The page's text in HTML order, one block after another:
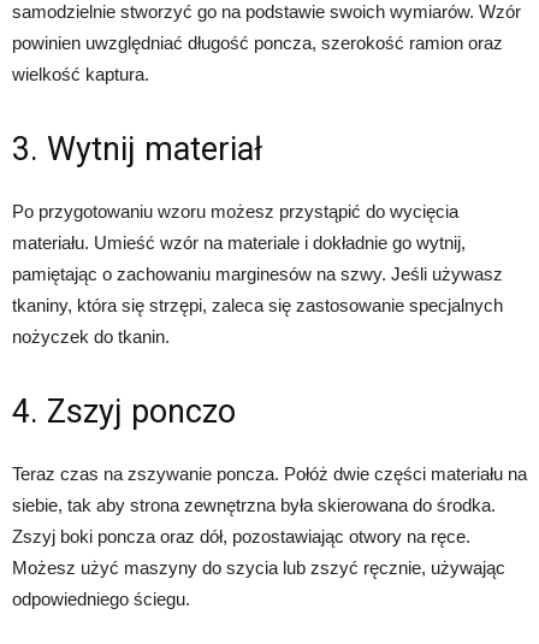
samodzielnie stworzyć go na podstawie swoich wymiarów. Wzór
powinien uwzględniać długość poncza, szerokość ramion oraz
wielkość kaptura.
3. Wytnij materiał
Po przygotowaniu wzoru możesz przystąpić do wycięcia
materiału. Umieść wzór na materiale i dokładnie go wytnij,
pamiętając o zachowaniu marginesów na szwy. Jeśli używasz
tkaniny, która się strzępi, zaleca się zastosowanie specjalnych
nożyczek do tkanin.
4. Zszyj ponczo
Teraz czas na zszywanie poncza. Połóż dwie części materiału na
siebie, tak aby strona zewnętrzna była skierowana do środka.
Zszyj boki poncza oraz dół, pozostawiając otwory na ręce.
Możesz użyć maszyny do szycia lub zszyć ręcznie, używając
odpowiedniego ściegu.